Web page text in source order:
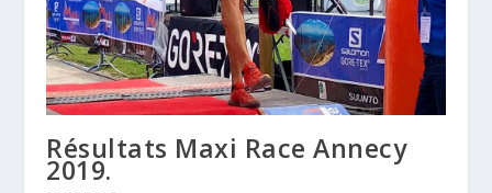
Résultats Maxi Race Annecy
2019.